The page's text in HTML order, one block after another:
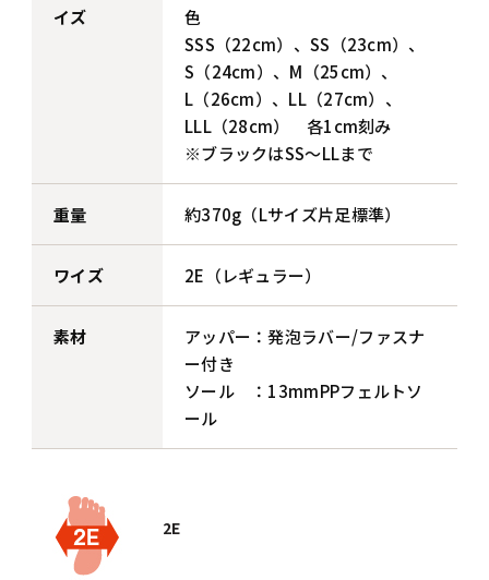
イズ
色
SSS（22cm）、SS（23cm）、
S（24cm）、M（25cm）、
L（26cm）、LL（27cm）、
LLL（28cm） 各1cm刻み
※ブラックはSS～LLまで
重量 約370g（Lサイズ片足標準）
ワイズ 2E（レギュラー）
素材
アッパー：発泡ラバー/ファスナ
ー付き
ソール ：13mmPPフェルトソ
ール
2E